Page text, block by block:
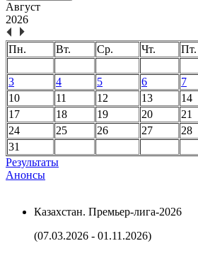
Август
2026
Пн. Вт. Ср. Чт. Пт.
3
4 5 6 7
10
11 12 13 14
17
18 19 20 21
24
25 26 27 28
31
Результаты
Анонсы
Казахстан. Премьер-лига-2026
(07.03.2026 - 01.11.2026)